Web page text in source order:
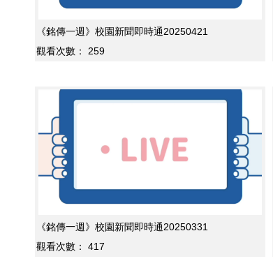
《銘傳一週》校園新聞即時通20250421
觀看次數：
259
《銘傳一週》校園新聞即時通20250331
觀看次數：
417